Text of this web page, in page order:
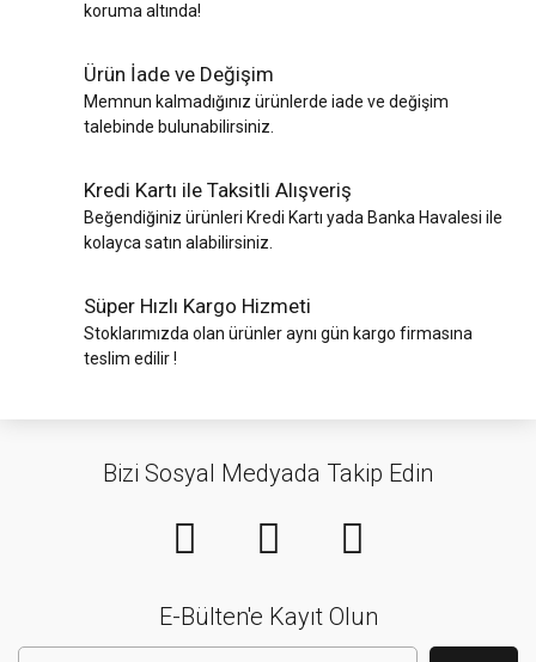
koruma altında!
Ürün İade ve Değişim
Memnun kalmadığınız ürünlerde iade ve değişim
talebinde bulunabilirsiniz.
Kredi Kartı ile Taksitli Alışveriş
Beğendiğiniz ürünleri Kredi Kartı yada Banka Havalesi ile
kolayca satın alabilirsiniz.
Süper Hızlı Kargo Hizmeti
Stoklarımızda olan ürünler aynı gün kargo firmasına
teslim edilir !
Bizi Sosyal Medyada Takip Edin
E-Bülten'e Kayıt Olun